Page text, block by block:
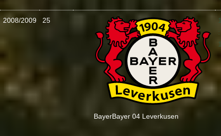
2008/2009 25
BayerBayer 04 Leverkusen
: